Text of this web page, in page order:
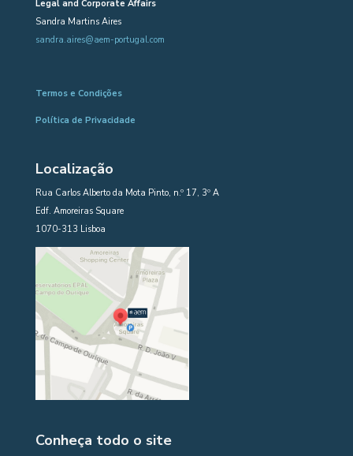
Legal and Corporate Affairs
Sandra Martins Aires
sandra.aires@aem-portugal.com
Termos e Condições
Política de Privacidade
Localização
Rua Carlos Alberto da Mota Pinto, n.º 17, 3º A
Edf. Amoreiras Square
1070-313 Lisboa
Conheça todo o site